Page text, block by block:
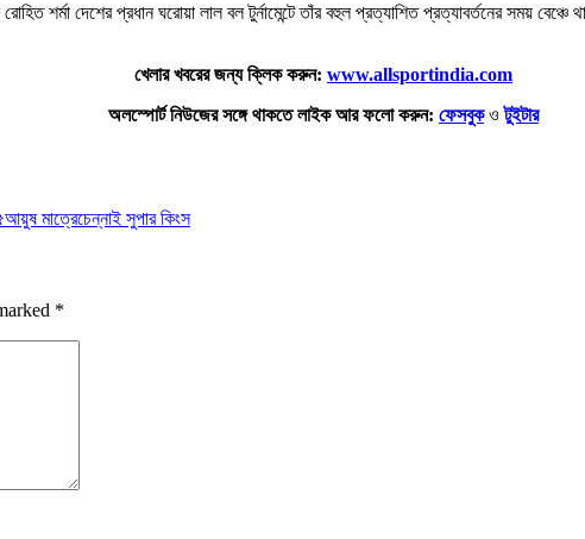
শর্মা দেশের প্রধান ঘরোয়া লাল বল টুর্নামেন্টে তাঁর বহুল প্রত্যাশিত প্রত্যাবর্তনের সময়
খেলার খবরের জন্য ক্লিক করুন: www.allsportindia.com
অলস্পোর্ট নিউজের সঙ্গে থাকতে লাইক আর ফলো করুন: ফেসবুকওটুইটার
আয়ুষ মাত্রেচেন্নাই সুপার কিংস
*